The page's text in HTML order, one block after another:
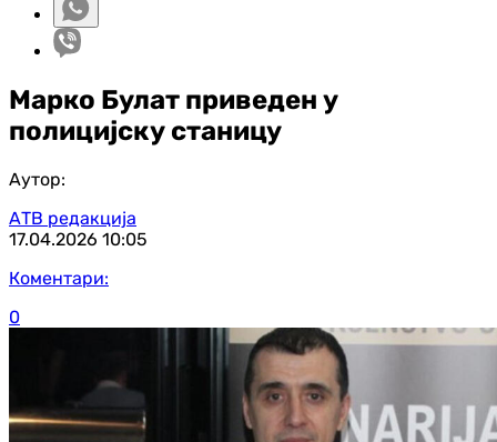
Марко Булат приведен у
полицијску станицу
Аутор:
АТВ редакција
17.04.2026 10:05
Коментари:
0